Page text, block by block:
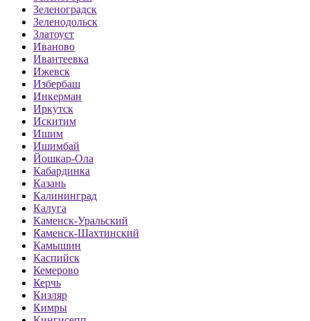
Зеленоградск
Зеленодольск
Златоуст
Иваново
Ивантеевка
Ижевск
Избербаш
Инкерман
Иркутск
Искитим
Ишим
Ишимбай
Йошкар-Ола
Кабардинка
Казань
Калининград
Калуга
Каменск-Уральский
Каменск-Шахтинский
Камышин
Каспийск
Кемерово
Керчь
Кизляр
Кимры